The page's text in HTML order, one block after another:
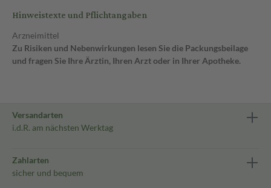
Hinweistexte und Pflichtangaben
Arzneimittel
Zu Risiken und Nebenwirkungen lesen Sie die Packungsbeilage
und fragen Sie Ihre Ärztin, Ihren Arzt oder in Ihrer Apotheke.
Versandarten
i.d.R. am nächsten Werktag
Zahlarten
sicher und bequem